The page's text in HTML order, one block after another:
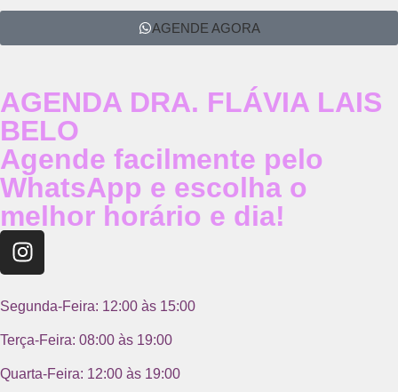
AGENDE AGORA
AGENDA DRA. FLÁVIA LAIS
BELO
Agende facilmente pelo
WhatsApp e escolha o
melhor horário e dia!
Segunda-Feira: 12:00 às 15:00
Terça-Feira: 08:00 às 19:00
Quarta-Feira: 12:00 às 19:00